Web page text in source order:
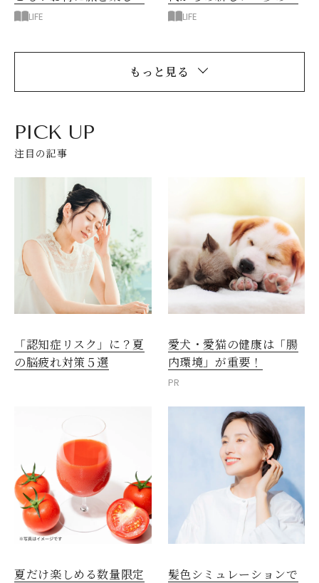
コツ＆裏技
LIFE
み出し方
LIFE
もっと見る
PICK UP
注目の記事
「認知症リスク」に？夏
の脳疲れ対策５選
愛犬・愛猫の健康は「腸
内環境」が重要！
PR
夏だけ楽しめる数量限定 髪色シミュレーションで